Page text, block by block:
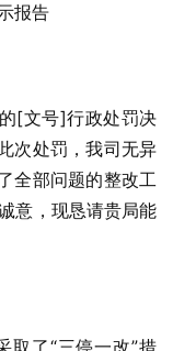
报告
[文号]行政处罚决
次处罚，我司无异
全部问题的整改工
意，现恳请贵局能
取了“三停一改”措